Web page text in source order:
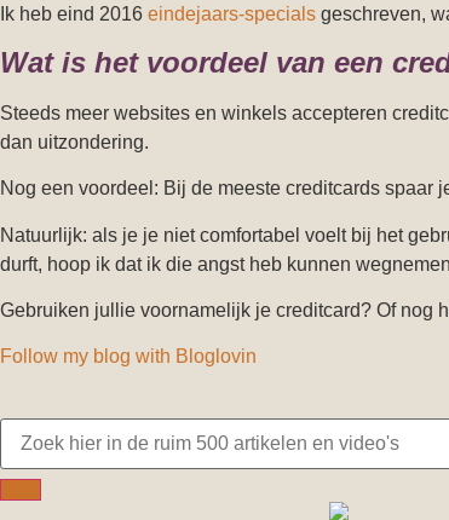
Ik heb eind 2016 eindejaars-specials geschreven,
Wat is het voordeel van een
Steeds meer websites en winkels accepteren
dan uitzondering.
Nog een voordeel: Bij de meeste creditcards
Natuurlijk: als je je niet comfortabel voelt bij het
durft, hoop ik dat ik die angst heb kunnen
Gebruiken jullie voornamelijk je creditcard? Of nog
Follow my blog with Bloglovin